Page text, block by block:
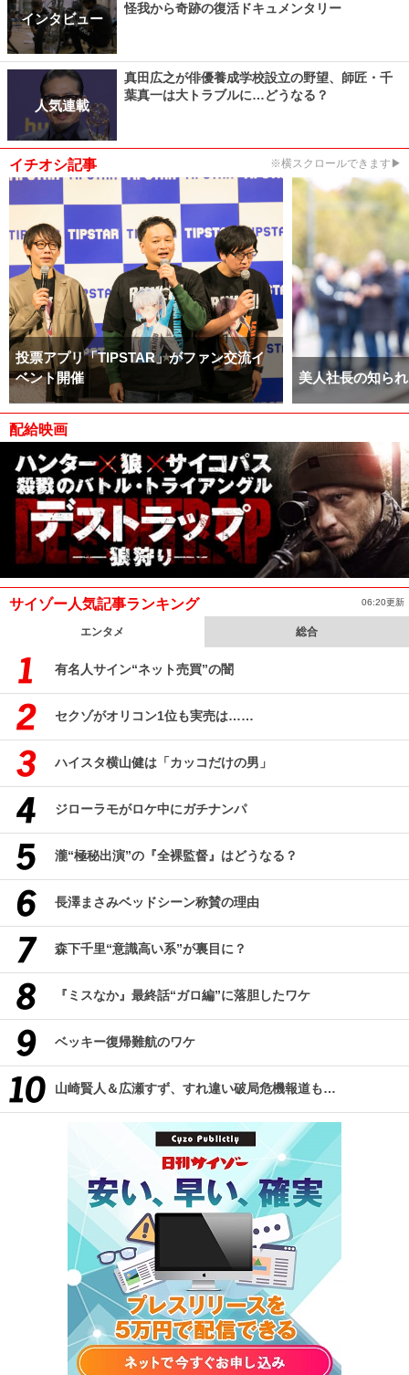
インタビュー
怪我から奇跡の復活ドキュメンタリー
人気連載
真田広之が俳優養成学校設立の野望、師匠・千
葉真一は大トラブルに…どうなる？
イチオシ記事 ※横スクロールできます▶
投票アプリ「TIPSTAR」がファン交流イ
ベント開催
美人社長の知ら
配給映画
サイゾー人気記事ランキング 06:20更新
エンタメ 総合
有名人サイン“ネット売買”の闇
セクゾがオリコン1位も実売は……
ハイスタ横山健は「カッコだけの男」
ジローラモがロケ中にガチナンパ
瀧“極秘出演”の『全裸監督』はどうなる？
長澤まさみベッドシーン称賛の理由
森下千里“意識高い系”が裏目に？
『ミスなか』最終話“ガロ編”に落胆したワケ
ベッキー復帰難航のワケ
山崎賢人＆広瀬すず、すれ違い破局危機報道も…